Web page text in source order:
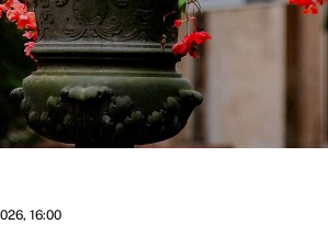
16:00